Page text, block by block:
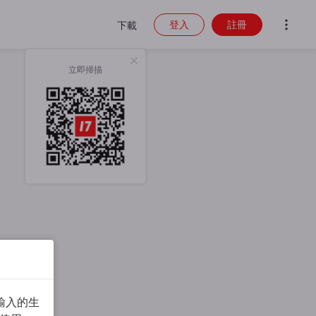
下載
立即掃描
登入 註冊
入的生